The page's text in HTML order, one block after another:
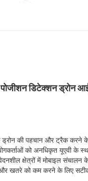
डिटेक्शन ड्रोन
की पहचान और ट्रैक करने
को अनधिकृत यूएवी के
क्षेत्रों में मोबाइल
और खतरे को कम करने के लिए